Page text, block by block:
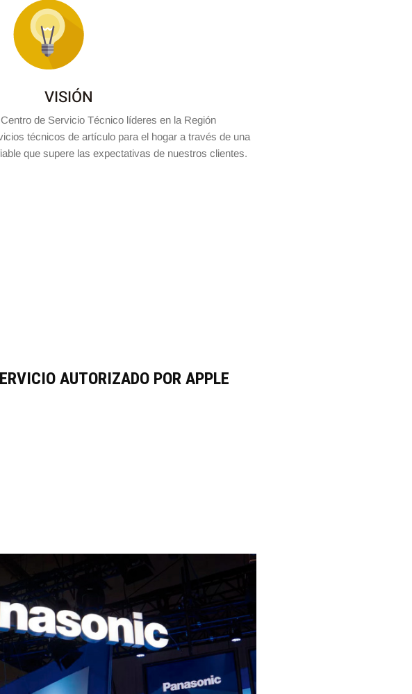
VISIÓN
de Servicio Técnico líderes en la Región
técnicos de artículo para el hogar a través de una
que supere las expectativas de nuestros clientes.
AUTORIZADO POR APPLE